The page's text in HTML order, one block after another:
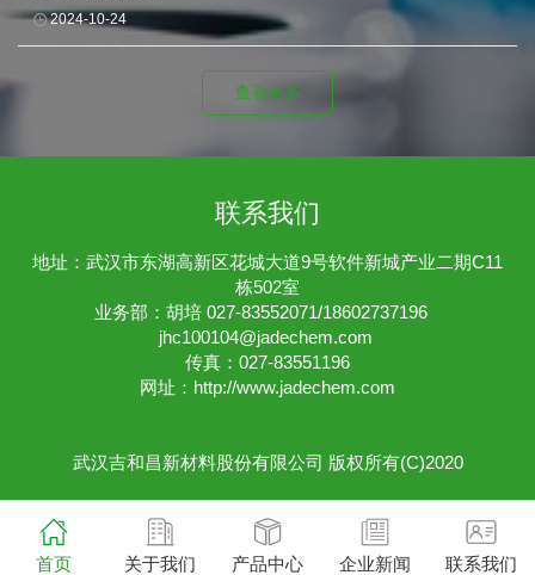
2024-10-24
查看更多
联系我们
地址：武汉市东湖高新区花城大道9号软件新城产业二期C11
栋502室
业务部：胡培 027-83552071/18602737196
jhc100104@jadechem.com
传真：027-83551196
网址： http://www.jadechem.com
武汉吉和昌新材料股份有限公司 版权所有(C)2020
首页 关于我们 产品中心 企业新闻 联系我们